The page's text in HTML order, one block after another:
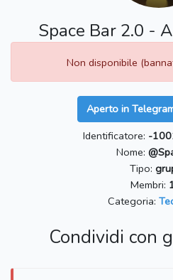
Space Bar 2.0 -
Non disponibile
Aperto in
Identificatore: -
Nome:
Tipo:
Membri:
Categoria:
Condividi